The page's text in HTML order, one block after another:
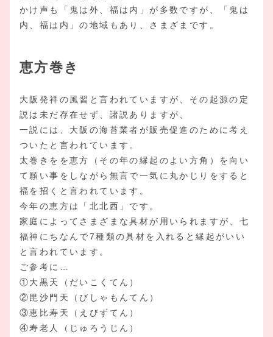
かけ声も「鬼は外、福は内」が多数ですが、「鬼は
内、福は内」の地域もあり、さまざまです。
恵方巻き
大阪発祥の風習と言われていますが、その起源の定
説は未だ存在せず、諸説ありますが、
一説には、大阪の海苔業者が販売促進のために考え
ついたと言われています。
太巻きをを恵方（その年の縁起のよい方角）を向い
て願い事をしながら無言で一気に丸かじりをすると
福を招くと言われています。
今年の恵方は「北北西」です。
家庭によってさまざまな具材が用いられますが、七
福神にちなんで7種類の具材を入れると縁起がいい
と言われています。
ご参考に…
①大黒天（だいこくてん）
②毘沙門天（びしゃもんてん）
③恵比寿天（えびずてん）
④寿老人（じゅろうじん）